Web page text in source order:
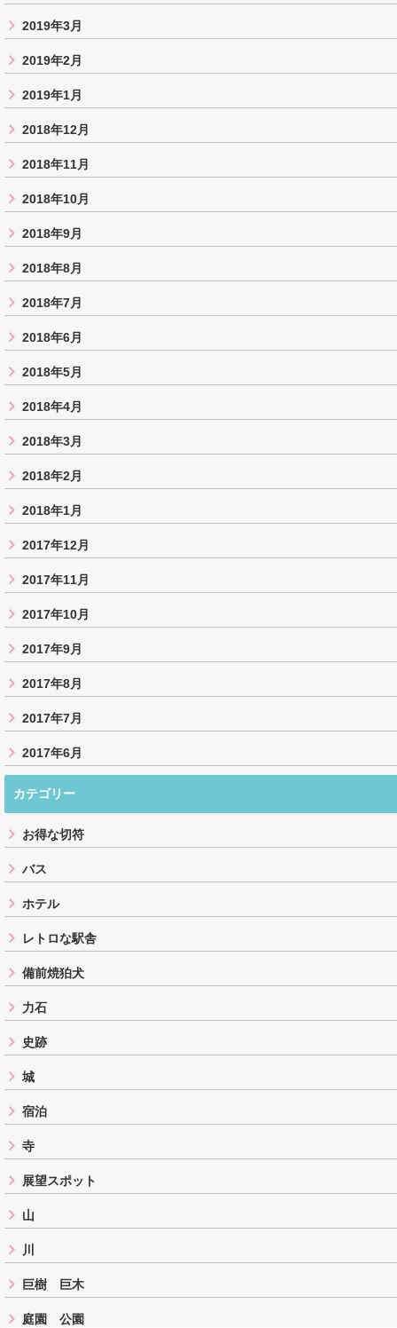
2019年3月
2019年2月
2019年1月
2018年12月
2018年11月
2018年10月
2018年9月
2018年8月
2018年7月
2018年6月
2018年5月
2018年4月
2018年3月
2018年2月
2018年1月
2017年12月
2017年11月
2017年10月
2017年9月
2017年8月
2017年7月
2017年6月
カテゴリー
お得な切符
バス
ホテル
レトロな駅舎
備前焼狛犬
力石
史跡
城
宿泊
寺
展望スポット
山
川
巨樹 巨木
庭園 公園